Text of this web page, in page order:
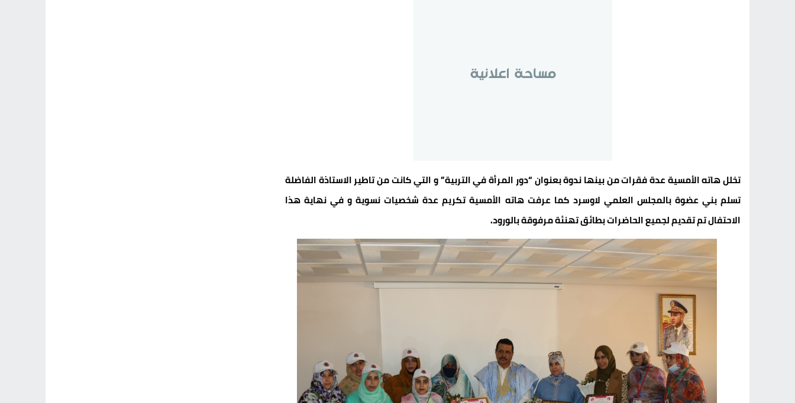
تخلل هاته الأمسية عدة فقرات من بينها ندوة بعنوان “دور المرأة في التربية” و التي كانت من تاطير الاستاذة الفاضلة
تسلم بني عضوة بالمجلس العلمي لاوسرد كما عرفت هاته الأمسية تكريم عدة شخصيات نسوية و في نهاية هذا
الاحتفال تم تقديم لجميع الحاضرات بطائق تهنئة مرفوقة بالورود.